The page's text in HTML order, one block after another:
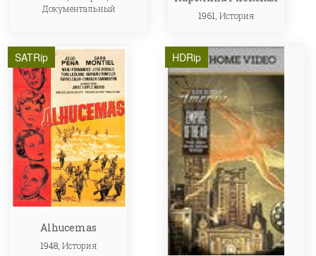
Документальный
1961, История
SATRip
Alhucemas
1948, История
HDRip